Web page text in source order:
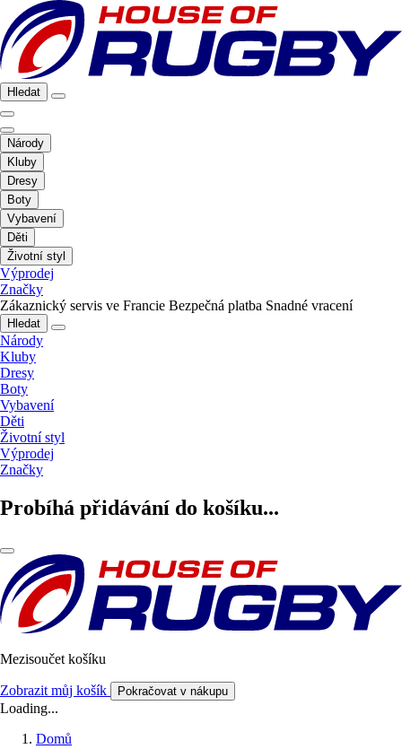
Hledat
Národy
Kluby
Dresy
Boty
Vybavení
Děti
Životní styl
Výprodej
Značky
Zákaznický servis ve Francie Bezpečná platba Snadné vracení
Hledat
Národy
Kluby
Dresy
Boty
Vybavení
Děti
Životní styl
Výprodej
Značky
Probíhá přidávání do košíku...
Mezisoučet košíku
Zobrazit můj košík Pokračovat v nákupu
Loading...
Domů